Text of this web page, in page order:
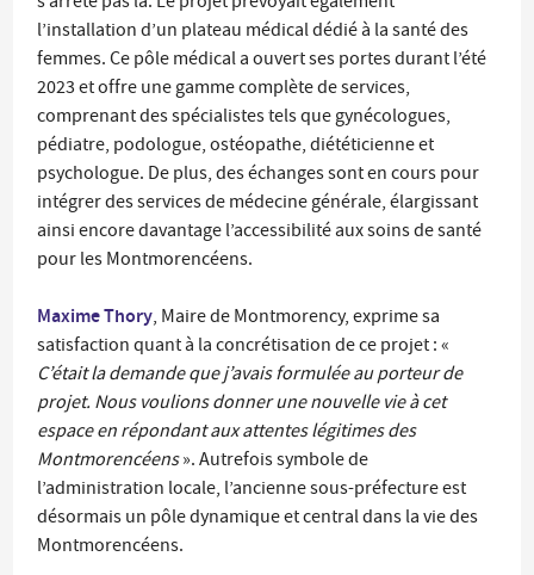
l’installation d’un plateau médical dédié à la santé des
femmes. Ce pôle médical a ouvert ses portes durant l’été
2023 et offre une gamme complète de services,
comprenant des spécialistes tels que gynécologues,
pédiatre, podologue, ostéopathe, diététicienne et
psychologue. De plus, des échanges sont en cours pour
intégrer des services de médecine générale, élargissant
ainsi encore davantage l’accessibilité aux soins de santé
pour les Montmorencéens.
Maxime Thory, Maire de Montmorency, exprime sa
satisfaction quant à la concrétisation de ce projet : «
C’était la demande que j’avais formulée au porteur de
projet. Nous voulions donner une nouvelle vie à cet
espace en répondant aux attentes légitimes des
Montmorencéens». Autrefois symbole de
l’administration locale, l’ancienne sous-préfecture est
désormais un pôle dynamique et central dans la vie des
Montmorencéens.